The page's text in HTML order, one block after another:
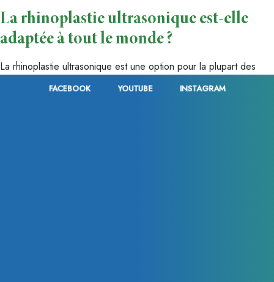
La rhinoplastie ultrasonique est-elle
adaptée à tout le monde ?
La rhinoplastie ultrasonique est une option pour la plupart des
patients, mais une consultation avec un chirurgien qualifié est
nécessaire pour déterminer si elle est la meilleure option en
FACEBOOK YOUTUBE INSTAGRAM